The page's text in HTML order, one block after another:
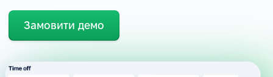
Замовити демо